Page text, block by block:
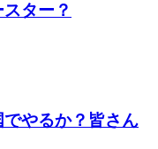
ター？
やるか？皆さん